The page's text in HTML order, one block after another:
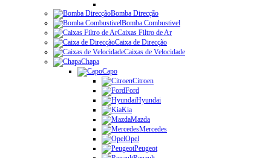
Bomba Direcção
Bomba Combustivel
Caixas Filtro de Ar
Caixa de Direcção
Caixas de Velocidade
Chapa
Capo
Citroen
Ford
Hyundai
Kia
Mazda
Mercedes
Opel
Peugeot